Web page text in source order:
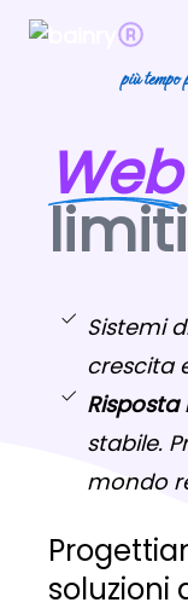
più tempo
Web
limiti
Sistemi
crescita
stabile.
mondo
soluzioni